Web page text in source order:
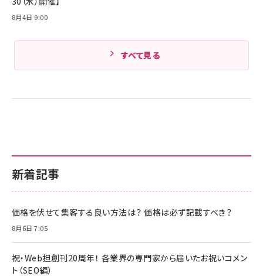
新着記事
価格を伏せて集客する良い方法は？ 価格は必ず記載すべき？
8月6日 7:05
祝・Web担創刊20周年！ 各業界の専門家から届いたお祝いコメン
ト（SEO編）
8月4日 9:00
すべて見る